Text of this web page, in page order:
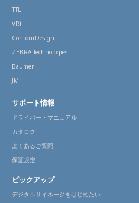
TTL
VRi
ContourDesign
ZEBRA Technologies
Baumer
JM
サポート情報
ドライバー・マニュアル
カタログ
よくあるご質問
保証規定
ピックアップ
デジタルサイネージをはじめたい